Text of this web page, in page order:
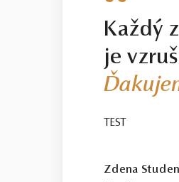
Každý
je
TEST
Zdena